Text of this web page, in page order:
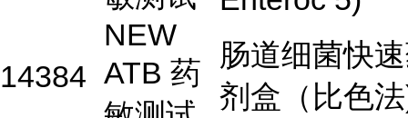
14384
NEW
ATB 药
肠道细菌快
剂盒（比色